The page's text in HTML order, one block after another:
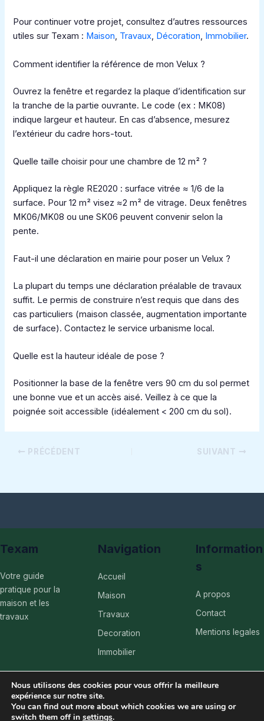
Pour continuer votre projet, consultez d’autres ressources
utiles sur Texam : Maison, Travaux, Décoration, Immobilier.
Comment identifier la référence de mon Velux ?
Ouvrez la fenêtre et regardez la plaque d’identification sur
la tranche de la partie ouvrante. Le code (ex : MK08)
indique largeur et hauteur. En cas d’absence, mesurez
l’extérieur du cadre hors-tout.
Quelle taille choisir pour une chambre de 12 m² ?
Appliquez la règle RE2020 : surface vitrée ≈ 1/6 de la
surface. Pour 12 m² visez ≈2 m² de vitrage. Deux fenêtres
MK06/MK08 ou une SK06 peuvent convenir selon la
pente.
Faut-il une déclaration en mairie pour poser un Velux ?
La plupart du temps une déclaration préalable de travaux
suffit. Le permis de construire n’est requis que dans des
cas particuliers (maison classée, augmentation importante
de surface). Contactez le service urbanisme local.
Quelle est la hauteur idéale de pose ?
Positionner la base de la fenêtre vers 90 cm du sol permet
une bonne vue et un accès aisé. Veillez à ce que la
poignée soit accessible (idéalement < 200 cm du sol).
PRÉCÉDENT SUIVANT
Texam
Votre guide
pratique pour la
maison et les
travaux
Navigation
Accueil
Maison
Travaux
Decoration
Immobilier
Information
s
A propos
Contact
Mentions legales
Nous utilisons des cookies pour vous offrir la meilleure
expérience sur notre site.
You can find out more about which cookies we are using or
switch them off in settings.